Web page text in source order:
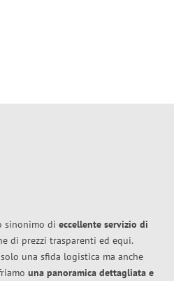
sinonimo di eccellente servizio di
di prezzi trasparenti ed equi.
una sfida logistica ma anche
una panoramica dettagliata e